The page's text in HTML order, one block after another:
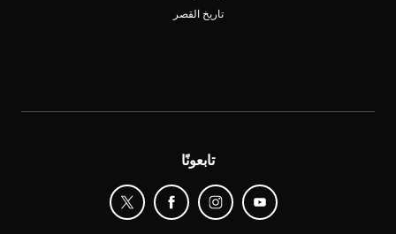
تاريخ القصر
تابعونًا